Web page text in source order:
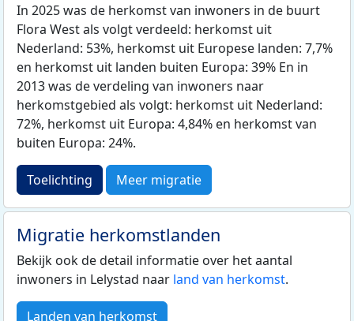
In 2025 was de herkomst van inwoners in de buurt
Flora West als volgt verdeeld: herkomst uit
Nederland: 53%, herkomst uit Europese landen: 7,7%
en herkomst uit landen buiten Europa: 39% En in
2013 was de verdeling van inwoners naar
herkomstgebied als volgt: herkomst uit Nederland:
72%, herkomst uit Europa: 4,84% en herkomst van
buiten Europa: 24%.
Toelichting Meer migratie
Migratie herkomstlanden
Bekijk ook de detail informatie over het aantal
inwoners in Lelystad naar land van herkomst.
Landen van herkomst